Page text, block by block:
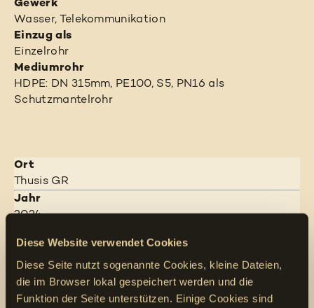
Diese Website verwendet Cookies
Diese Seite nutzt sogenannte Cookies, kleine Dateien,
die im Browser lokal gespeichert werden und die
Funktion der Seite unterstützen. Einige Cookies sind
Gewerk
Wasser, Telekommunikation
Einzug als
Einzelrohr
Mediumrohr
HDPE: DN 315mm, PE100, S5, PN16 als
Schutzmantelrohr
Ort
Thusis GR
Jahr
2024
4 Wochen
Abteilungsleiter
Werner Marty Jun.
Bauherr